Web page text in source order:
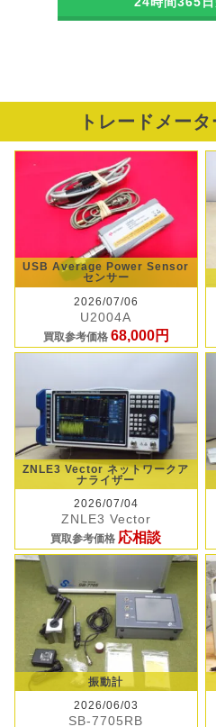
トレードメー
USB Average Power Sensor
センサー
2026/07/06
U2004A
買取参考価格 68,000円
ZNLE3 Vector ネットワークア
ナライザー
2026/07/04
ZNLE3 Vector
買取参考価格 応相談
振動計
2026/06/03
SB-7705RB